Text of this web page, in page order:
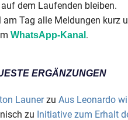
dem Laufenden bleiben.
am Tag alle Meldungen kurz
WhatsApp-Kanal .
ERGÄNZUNGEN
Launerzu Aus Leonardo
zu Initiative zum Erhalt